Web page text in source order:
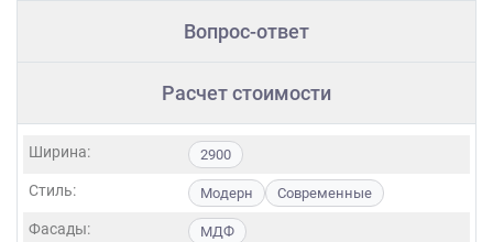
Вопрос-ответ
Расчет стоимости
Ширина: 2900
Стиль: Модерн Современные
Фасады: МДФ